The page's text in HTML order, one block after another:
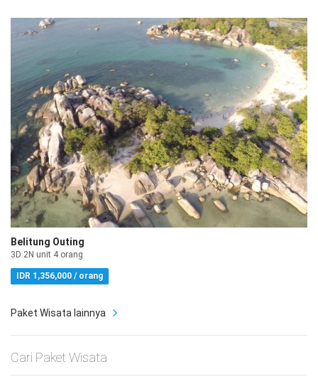
Belitung Outing
3D 2N unit 4 orang
IDR 1,356,000 / orang
Paket Wisata lainnya
Cari Paket Wisata